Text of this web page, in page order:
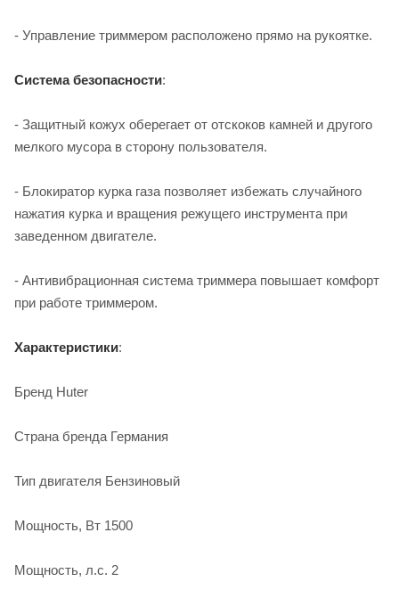
- Управление триммером расположено прямо на рукоятке.
Система безопасности:
- Защитный кожух оберегает от отскоков камней и другого
мелкого мусора в сторону пользователя.
- Блокиратор курка газа позволяет избежать случайного
нажатия курка и вращения режущего инструмента при
заведенном двигателе.
- Антивибрационная система триммера повышает комфорт
при работе триммером.
Характеристики:
Бренд Huter
Страна бренда Германия
Тип двигателя Бензиновый
Мощность, Вт 1500
Мощность, л.с. 2